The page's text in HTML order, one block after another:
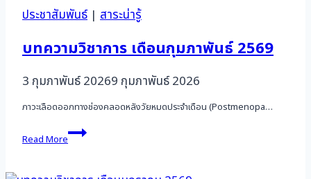
ประชาสัมพันธ์| สาระน่ารู้
บทความวิชาการ เดือนกุมภาพันธ์ 2569
3 กุมภาพันธ์ 20269 กุมภาพันธ์ 2026
ภาวะเลือดออกทางช่องคลอดหลังวัยหมดประจำเดือน (Postmenopa…
Read More
บทความ
วิชาการ
กุมภาพันธ์